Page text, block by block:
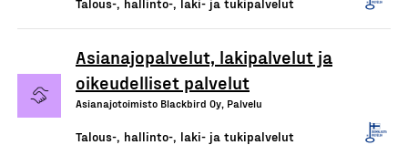
Talous-, hallinto-, laki- ja tukipalvelut
Asianajopalvelut, lakipalvelut ja
oikeudelliset palvelut
Asianajotoimisto Blackbird Oy, Palvelu
Talous-, hallinto-, laki- ja tukipalvelut